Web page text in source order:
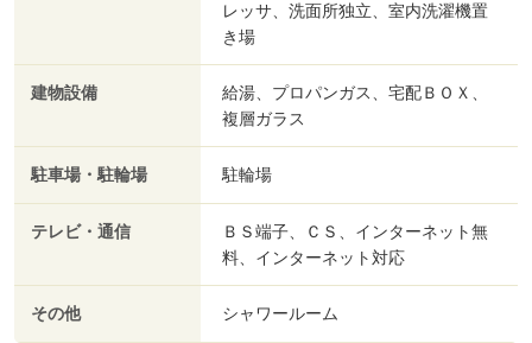
レッサ、洗面所独立、室内洗濯機置
き場
建物設備
給湯、プロパンガス、宅配ＢＯＸ、
複層ガラス
駐車場・駐輪場 駐輪場
テレビ・通信
ＢＳ端子、ＣＳ、インターネット無
料、インターネット対応
その他 シャワールーム